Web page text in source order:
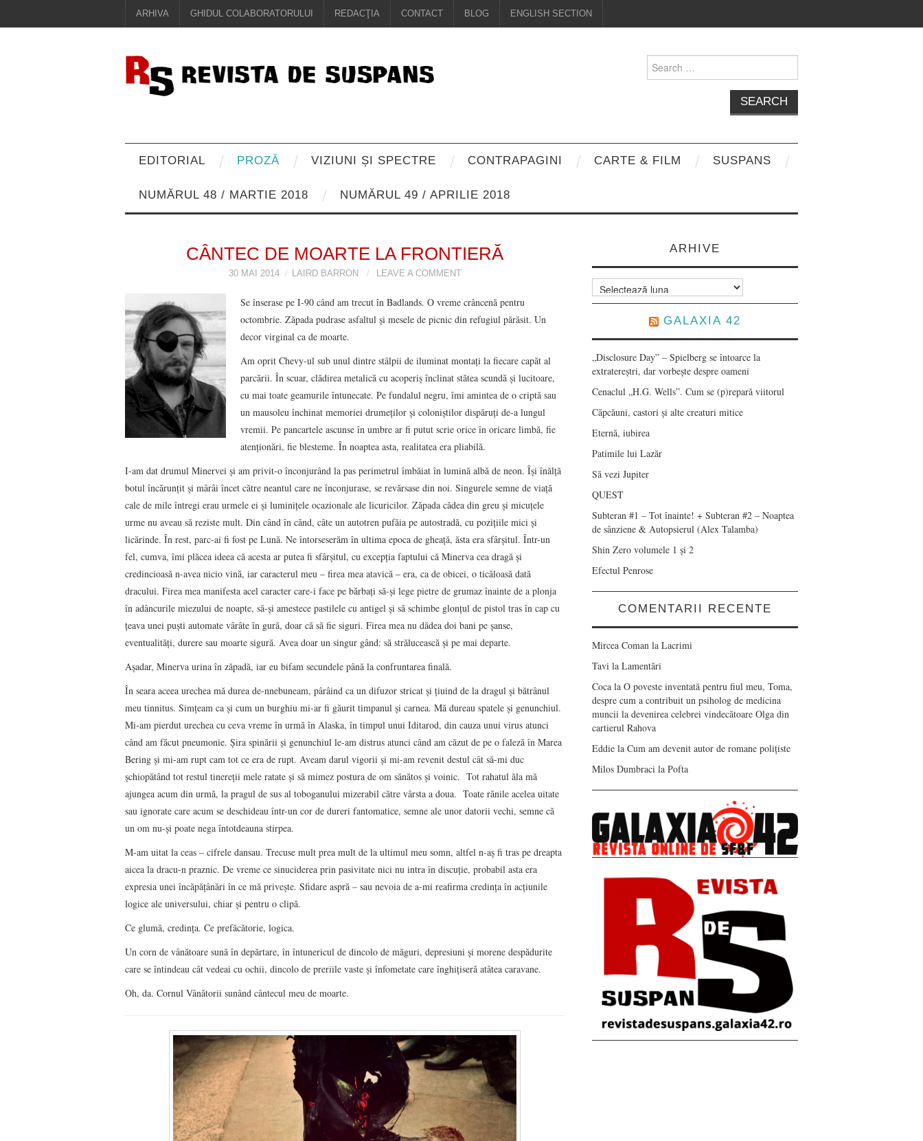
ARHIVA GHIDUL COLABORATORULUI REDACŢIA CONTACT BLOG ENGLISH SECTION
Search
for:
EDITORIAL PROZĂ VIZIUNI ȘI SPECTRE CONTRAPAGINI CARTE & FILM SUSPANS
NUMĂRUL 48 / MARTIE 2018 NUMĂRUL 49 / APRILIE 2018
CÂNTEC DE MOARTE LA FRONTIERĂ
30 MAI 2014 LAIRD BARRON LEAVE A COMMENT
Se înserase pe I-90 când am trecut în Badlands. O vreme crâncenă pentru
octombrie. Zăpada pudrase asfaltul şi mesele de picnic din refugiul părăsit. Un
decor virginal ca de moarte.
Am oprit Chevy-ul sub unul dintre stâlpii de iluminat montaţi la fiecare capăt al
parcării. În scuar, clădirea metalică cu acoperiş înclinat stătea scundă şi lucitoare,
cu mai toate geamurile întunecate. Pe fundalul negru, îmi amintea de o criptă sau
un mausoleu închinat memoriei drumeţilor şi coloniştilor dispăruţi de-a lungul
vremii. Pe pancartele ascunse în umbre ar fi putut scrie orice în oricare limbă, fie
atenţionări, fie blesteme. În noaptea asta, realitatea era pliabilă.
I-am dat drumul Minervei şi am privit-o înconjurând la pas perimetrul îmbăiat în lumină albă de neon. Îşi înălţă
botul încărunţit şi mârâi încet către neantul care ne înconjurase, se revărsase din noi. Singurele semne de viaţă
cale de mile întregi erau urmele ei şi luminiţele ocazionale ale licuricilor. Zăpada cădea din greu şi micuţele
urme nu aveau să reziste mult. Din când în când, câte un autotren pufăia pe autostradă, cu poziţiile mici şi
licărinde. În rest, parc-ai fi fost pe Lună. Ne întorseserăm în ultima epoca de gheaţă, ăsta era sfârşitul. Într-un
fel, cumva, îmi plăcea ideea că acesta ar putea fi sfârşitul, cu excepţia faptului că Minerva cea dragă şi
credincioasă n-avea nicio vină, iar caracterul meu – firea mea atavică – era, ca de obicei, o ticăloasă dată
dracului. Firea mea manifesta acel caracter care-i face pe bărbaţi să-şi lege pietre de grumaz înainte de a plonja
în adâncurile miezului de noapte, să-şi amestece pastilele cu antigel şi să schimbe glonţul de pistol tras în cap cu
ţeava unei puşti automate vârâte în gură, doar că să fie siguri. Firea mea nu dădea doi bani pe şanse,
eventualităţi, durere sau moarte sigură. Avea doar un singur gând: să strălucească şi pe mai departe.
Aşadar, Minerva urina în zăpadă, iar eu bifam secundele până la confruntarea finală.
În seara aceea urechea mă durea de-nnebuneam, pârâind ca un difuzor stricat şi ţiuind de la dragul şi bătrânul
meu tinnitus. Simţeam ca şi cum un burghiu mi-ar fi găurit timpanul şi carnea. Mă dureau spatele şi genunchiul.
Mi-am pierdut urechea cu ceva vreme în urmă în Alaska, în timpul unui Iditarod, din cauza unui virus atunci
când am făcut pneumonie. Şira spinării şi genunchiul le-am distrus atunci când am căzut de pe o faleză în Marea
Bering şi mi-am rupt cam tot ce era de rupt. Aveam darul vigorii şi mi-am revenit destul cât să-mi duc
şchiopătând tot restul tinereţii mele ratate şi să mimez postura de om sănătos şi voinic. Tot rahatul ăla mă
ajungea acum din urmă, la pragul de sus al toboganului mizerabil către vârsta a doua. Toate rănile acelea uitate
sau ignorate care acum se deschideau într-un cor de dureri fantomatice, semne ale unor datorii vechi, semne că
un om nu-şi poate nega întotdeauna stirpea.
M-am uitat la ceas – cifrele dansau. Trecuse mult prea mult de la ultimul meu somn, altfel n-aş fi tras pe dreapta
aicea la dracu-n praznic. De vreme ce sinuciderea prin pasivitate nici nu intra în discuţie, probabil asta era
expresia unei încăpăţânări în ce mă priveşte. Sfidare aspră – sau nevoia de a-mi reafirma credinţa în acţiunile
logice ale universului, chiar şi pentru o clipă.
Ce glumă, credinţa. Ce prefăcătorie, logica.
Un corn de vânătoare sună în depărtare, în întunericul de dincolo de măguri, depresiuni şi morene despădurite
care se întindeau cât vedeai cu ochii, dincolo de preriile vaste şi înfometate care înghiţiseră atâtea caravane.
Oh, da. Cornul Vânătorii sunând cântecul meu de moarte.
ARHIVE
Arhive
GALAXIA 42
„Disclosure Day” – Spielberg se întoarce la
extratereștri, dar vorbește despre oameni
Cenaclul „H.G. Wells”. Cum se (p)repară viitorul
Căpcăuni, castori și alte creaturi mitice
Eternă, iubirea
Patimile lui Lazăr
Să vezi Jupiter
QUEST
Subteran #1 – Tot înainte! + Subteran #2 – Noaptea
de sânziene & Autopsierul (Alex Talamba)
Shin Zero volumele 1 și 2
Efectul Penrose
COMENTARII RECENTE
Mircea Coman la Lacrimi
Tavi la Lamentări
Coca la O poveste inventată pentru fiul meu, Toma,
despre cum a contribuit un psiholog de medicina
muncii la devenirea celebrei vindecătoare Olga din
cartierul Rahova
Eddie la Cum am devenit autor de romane polițiste
Milos Dumbraci la Pofta